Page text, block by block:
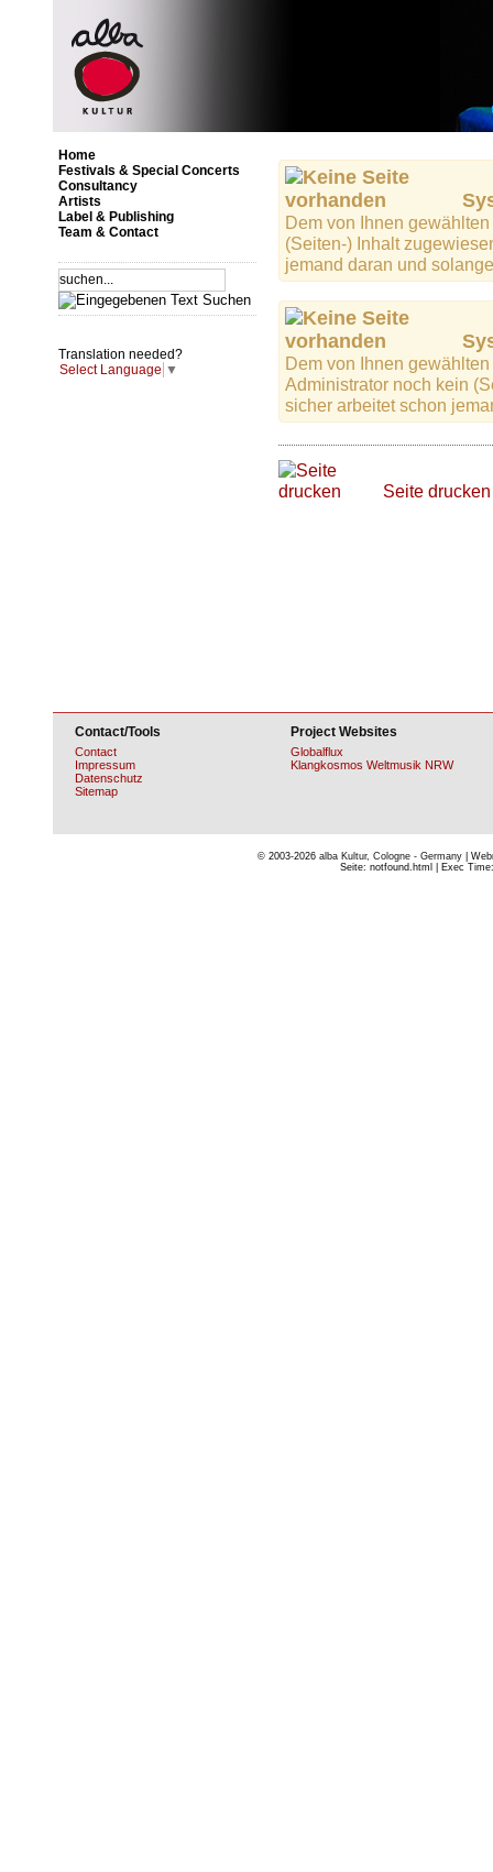
Home
Festivals & Special Concerts
Consultancy
Artists
Label & Publishing
Team & Contact
Translation needed?
Select Language ▼
Dem von Ihnen
(Seiten-) Inhalt
jemand daran und
Dem von Ihnen
Administrator noch kein
sicher arbeitet schon
Seite drucken
Contact/Tools
Contact
Impressum
Datenschutz
Sitemap
Project Websites
Globalflux
Klangkosmos Weltmusik NRW
© 2003-2026 alba Kultur, Cologne - Germany |
Seite: notfound.html | Exec